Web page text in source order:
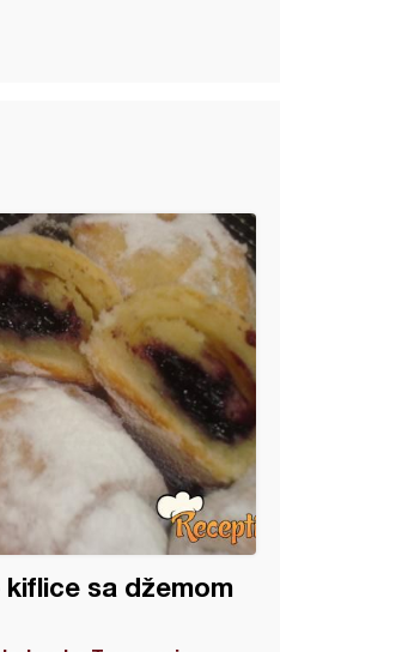
kiflice sa džemom